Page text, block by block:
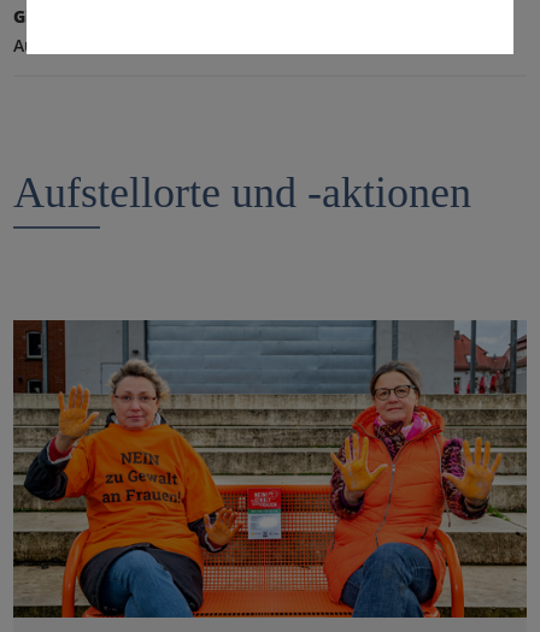
Gleichstellungsbeauftragte
Aufstellorte
Aufstellorte und -aktionen